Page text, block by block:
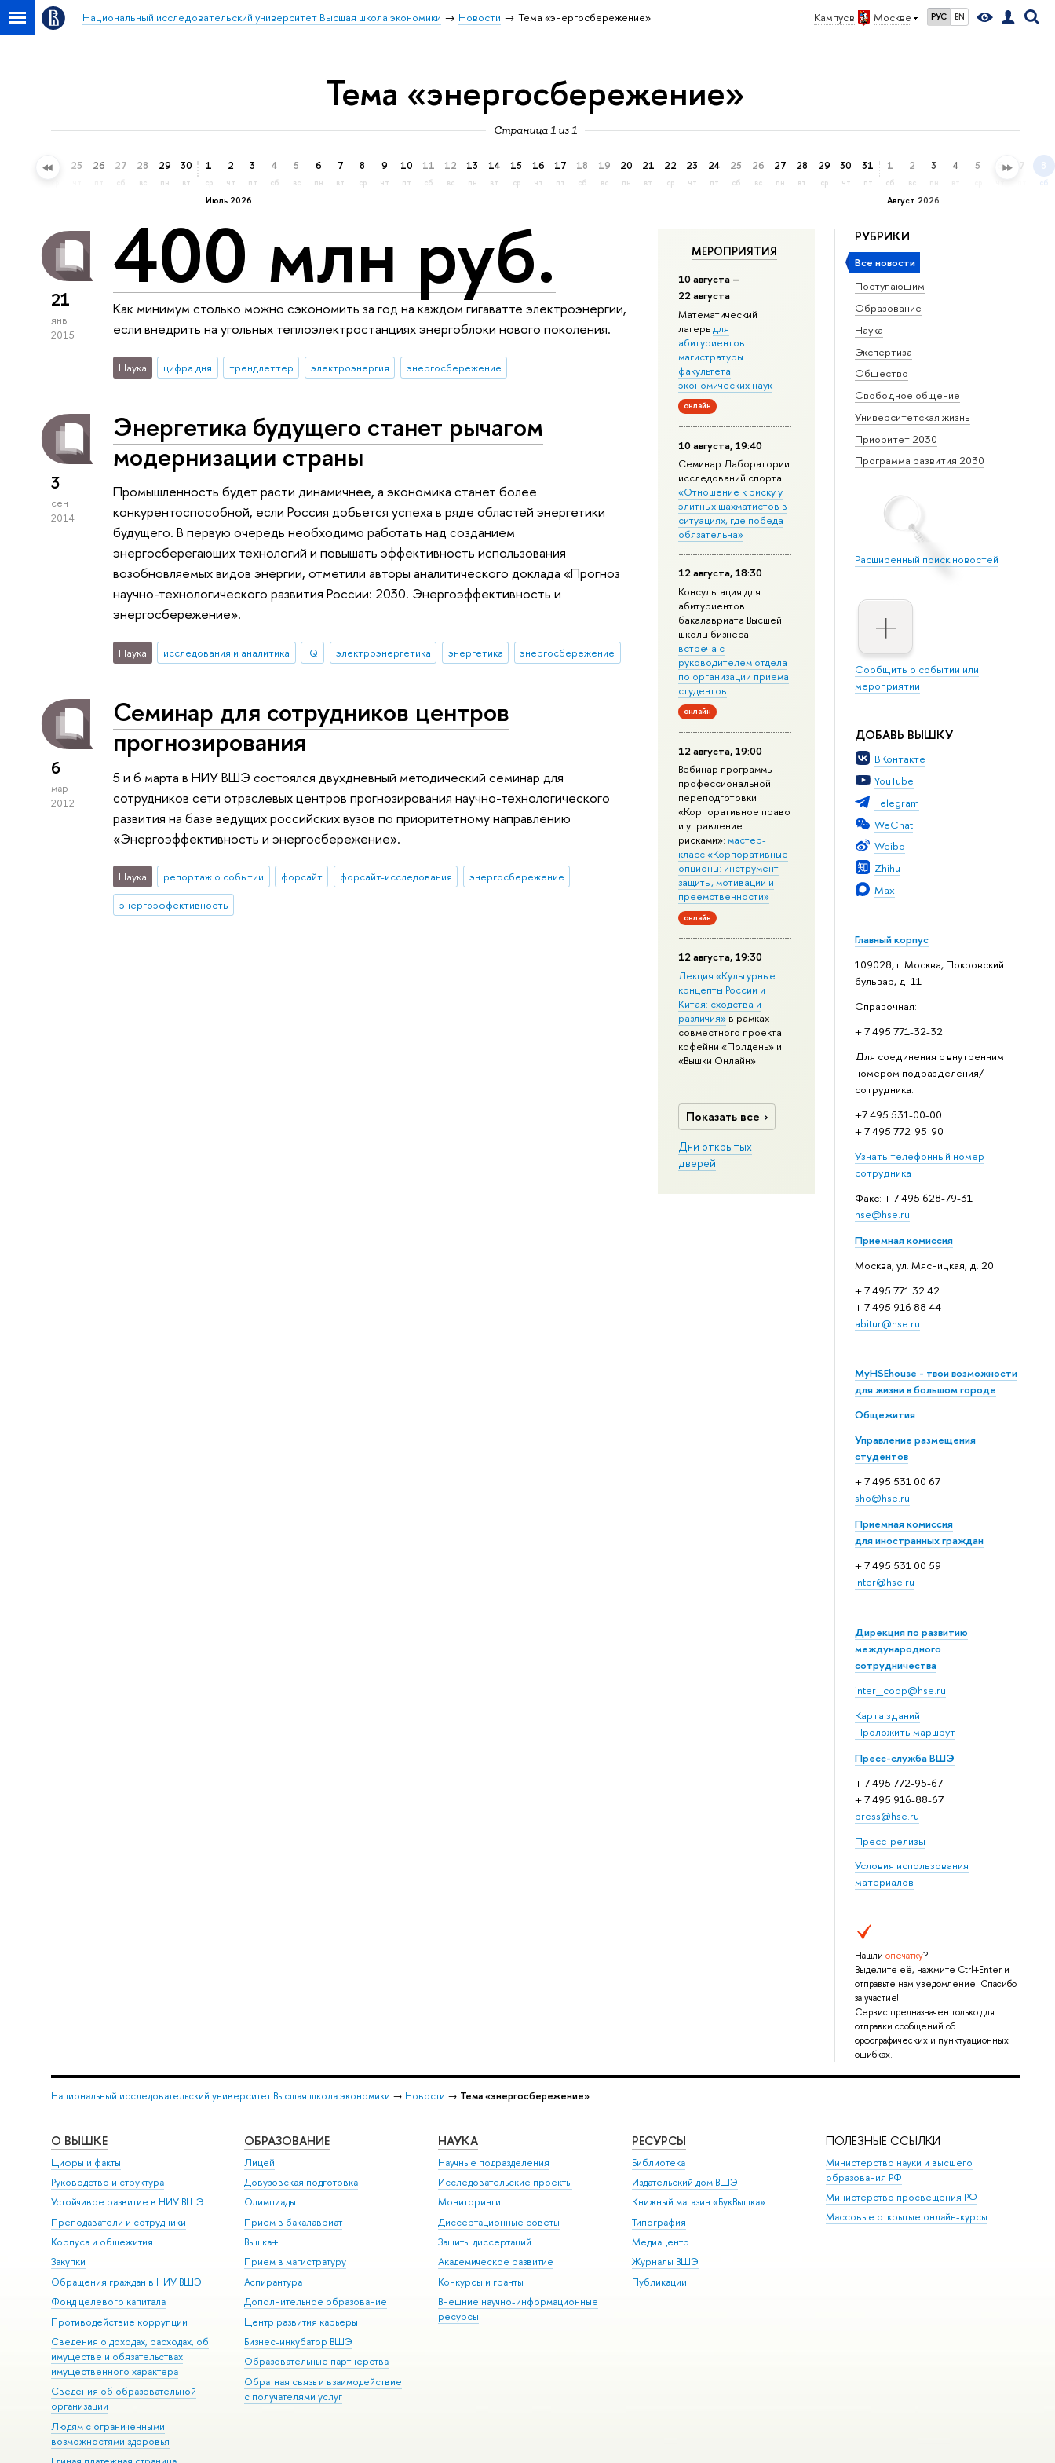
Кампус в Москве РУС EN
Национальный исследовательский университет Высшая школа экономики Новости Тема «энергосбережение»
Тема «энергосбережение»
Страница 1 из 1
24 25 26 27
сб
28
вс
29
пн
30
вт
Июль 2026
1
ср
2
чт
3
пт
4
сб
5
вс
6
пн
7
вт
8
ср
9
чт
10
пт
11
сб
12
вс
13
пн
14
вт
15
ср
16
чт
17
пт
18
сб
19
вс
20
пн
21
вт
22
ср
23
чт
24
пт
25
сб
26
вс
27
пн
28
вт
29
ср
30
чт
31
пт
Август 2026
1
сб
2
вс
3
пн
4 5 6 7 8
сб
РУБРИКИ
Все новости
Поступающим
Образование
Наука
Экспертиза
Общество
Свободное общение
Университетская жизнь
Приоритет 2030
Программа развития 2030
Расширенный поиск новостей
Сообщить о событии или
мероприятии
ДОБАВЬ ВЫШКУ
ВКонтакте
YouTube
Telegram
WeChat
Weibo
Zhihu
Max
Главный корпус
109028, г. Москва, Покровский
бульвар, д. 11
Справочная:
+ 7 495 771-32-32
Для соединения с внутренним
номером подразделения/
сотрудника:
+7 495 531-00-00
+ 7 495 772-95-90
Узнать телефонный номер
сотрудника
Факс: + 7 495 628-79-31
hse@hse.ru
Приемная комиссия
Москва, ул. Мясницкая, д. 20
+ 7 495 771 32 42
+ 7 495 916 88 44
abitur@hse.ru
MyHSEhouse - твои возможности
для жизни в большом городе
Общежития
Управление размещения
студентов
+ 7 495 531 00 67
sho@hse.ru
Приемная комиссия
для иностранных граждан
+ 7 495 531 00 59
inter@hse.ru
Дирекция по развитию
международного
сотрудничества
inter_coop@hse.ru
Карта зданий
Проложить маршрут
Пресс-служба ВШЭ
+ 7 495 772-95-67
+ 7 495 916-88-67
press@hse.ru
Пресс-релизы
Условия использования
материалов
Нашли опечатку?
Выделите её, нажмите Ctrl+Enter и
отправьте нам уведомление. Спасибо
за участие!
Сервис предназначен только для
отправки сообщений об
орфографических и пунктуационных
ошибках.
МЕРОПРИЯТИЯ
10 августа –
22 августа
Математический
лагерьдля
абитуриентов
магистратуры
факультета
экономических наук
онлайн
10 августа, 19:40
Семинар Лаборатории
исследований спорта
«Отношение к риску у
элитных шахматистов в
ситуациях, где победа
обязательна»
12 августа, 18:30
Консультация для
абитуриентов
бакалавриата Высшей
школы бизнеса:
встреча с
руководителем отдела
по организации приема
студентов
онлайн
12 августа, 19:00
Вебинар программы
профессиональной
переподготовки
«Корпоративное право
и управление
рисками»: мастер-
класс «Корпоративные
опционы: инструмент
защиты, мотивации и
преемственности»
онлайн
12 августа, 19:30
Лекция «Культурные
концепты России и
Китая: сходства и
различия»в рамках
совместного проекта
кофейни «Полдень» и
«Вышки Онлайн»
Показать все
Дни открытых
дверей
21
янв
2015
400 млн руб.
Как минимум столько можно сэкономить за год на каждом гигаватте электроэнергии,
если внедрить на угольных теплоэлектростанциях энергоблоки нового поколения.
Наука цифра дня трендлеттер электроэнергия энергосбережение
3
сен
2014
Энергетика будущего станет рычагом
модернизации страны
Промышленность будет расти динамичнее, а экономика станет более
конкурентоспособной, если Россия добьется успеха в ряде областей энергетики
будущего. В первую очередь необходимо работать над созданием
энергосберегающих технологий и повышать эффективность использования
возобновляемых видов энергии, отметили авторы аналитического доклада «Прогноз
научно-технологического развития России: 2030. Энергоэффективность и
энергосбережение».
Наука исследования и аналитика IQ электроэнергетика энергетика энергосбережение
6
мар
2012
Семинар для сотрудников центров
прогнозирования
5 и 6 марта в НИУ ВШЭ состоялся двухдневный методический семинар для
сотрудников сети отраслевых центров прогнозирования научно-технологического
развития на базе ведущих российских вузов по приоритетному направлению
«Энергоэффективность и энергосбережение».
Наука репортаж о событии форсайт форсайт-исследования
энергосбережение
энергоэффективность
Национальный исследовательский университет Высшая школа экономики → Новости → Тема «энергосбережение»
О ВЫШКЕ
Цифры и факты
Руководство и структура
Устойчивое развитие в НИУ ВШЭ
Преподаватели и сотрудники
Корпуса и общежития
Закупки
Обращения граждан в НИУ ВШЭ
Фонд целевого капитала
Противодействие коррупции
Сведения о доходах, расходах, об
имуществе и обязательствах
имущественного характера
Сведения об образовательной
организации
Людям с ограниченными
возможностями здоровья
ОБРАЗОВАНИЕ
Лицей
Довузовская подготовка
Олимпиады
Прием в бакалавриат
Вышка+
Прием в магистратуру
Аспирантура
Дополнительное образование
Центр развития карьеры
Бизнес-инкубатор ВШЭ
Образовательные партнерства
Обратная связь и взаимодействие
с получателями услуг
НАУКА
Научные подразделения
Исследовательские проекты
Мониторинги
Диссертационные советы
Защиты диссертаций
Академическое развитие
Конкурсы и гранты
Внешние научно-информационные
ресурсы
РЕСУРСЫ
Библиотека
Издательский дом ВШЭ
Книжный магазин «БукВышка»
Типография
Медиацентр
Журналы ВШЭ
Публикации
ПОЛЕЗНЫЕ ССЫЛКИ
Министерство науки и высшего
образования РФ
Министерство просвещения РФ
Массовые открытые онлайн-курсы